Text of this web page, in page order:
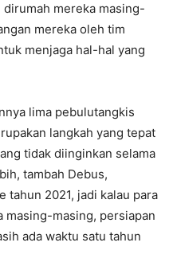
dirumah mereka masing-
mereka oleh tim
menjaga hal-hal yang
lima pebulutangkis
langkah yang tepat
tidak diinginkan selama
tambah Debus,
tahun 2021, jadi kalau para
masing-masing, persiapan
ada waktu satu tahun